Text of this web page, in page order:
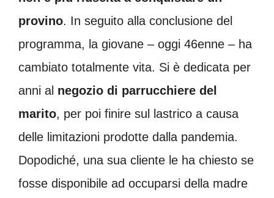
provino. In seguito alla conclusione del
programma, la giovane – oggi 46enne – ha
cambiato totalmente vita. Si è dedicata per
anni al negozio di parrucchiere del
marito, per poi finire sul lastrico a causa
delle limitazioni prodotte dalla pandemia.
Dopodiché, una sua cliente le ha chiesto se
fosse disponibile ad occuparsi della madre